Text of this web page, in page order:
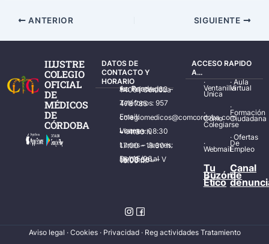
ANTERIOR SIGUIENTE
ILUSTRE
COLEGIO
OFICIAL
DE
MÉDICOS
DE
CÓRDOBA
DATOS DE
CONTACTO Y
HORARIO
Av. Ronda de los Tejares, 32 – 14001 Córdoba
Teléfonos: 957 478 785
Email: colegiomedicos@comcordoba.com
Lunes – Viernes: 08:30 – 14:30 h.
Lunes – Jueves: 17:00 – 19:30 h.
Del 15/06 al 15/09 de L – V de 08:00 – 15:00 h.
ACCESO RAPIDO
A...
·
Ventanilla
Única
·
Cómo
Colegiarse
·
Webmail
·Aula
Virtual
·
Formación
Ciudadana
·Ofertas
De
Empleo
Tu
Buzón
Ético
Canal
de
Aviso legal · Cookies· Privacidad · Reg actividades Tratamiento